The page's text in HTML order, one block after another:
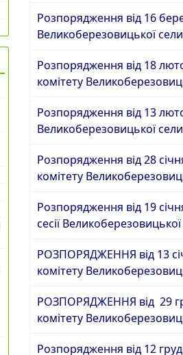
Розпорядження від 16
Великоберезовицької
Розпорядження від 18
комітету
Розпорядження від 13
Великоберезовицької
Розпорядження від 28
комітету
Розпорядження від 19
сесії
РОЗПОРЯДЖЕННЯ від 13
комітету
РОЗПОРЯДЖЕННЯ від 29
комітету
Розпорядження від 12